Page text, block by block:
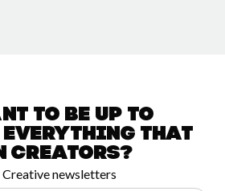
to be up to
everything that
Creators?
newsletters